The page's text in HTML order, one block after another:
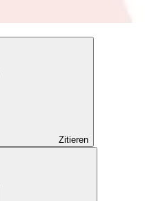
Zitieren